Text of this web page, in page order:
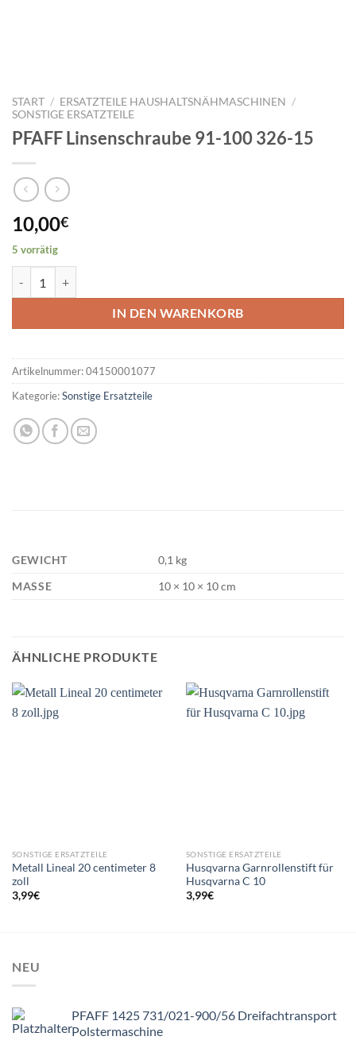
START / ERSATZTEILE HAUSHALTSNÄHMASCHINEN /
SONSTIGE ERSATZTEILE
PFAFF Linsenschraube 91-100 326-15
10,00€
5 vorrätig
IN DEN WARENKORB
Artikelnummer:04150001077
Kategorie:Sonstige Ersatzteile
GEWICHT
0,1 kg
MASSE
10 × 10 × 10 cm
ÄHNLICHE PRODUKTE
SONSTIGE ERSATZTEILE
Metall Lineal 20 centimeter 8
zoll
3,99€
SONSTIGE ERSATZTEILE
Husqvarna Garnrollenstift für
Husqvarna C 10
3,99€
NEU
PFAFF 1425 731/021-900/56 Dreifachtransport
Polstermaschine